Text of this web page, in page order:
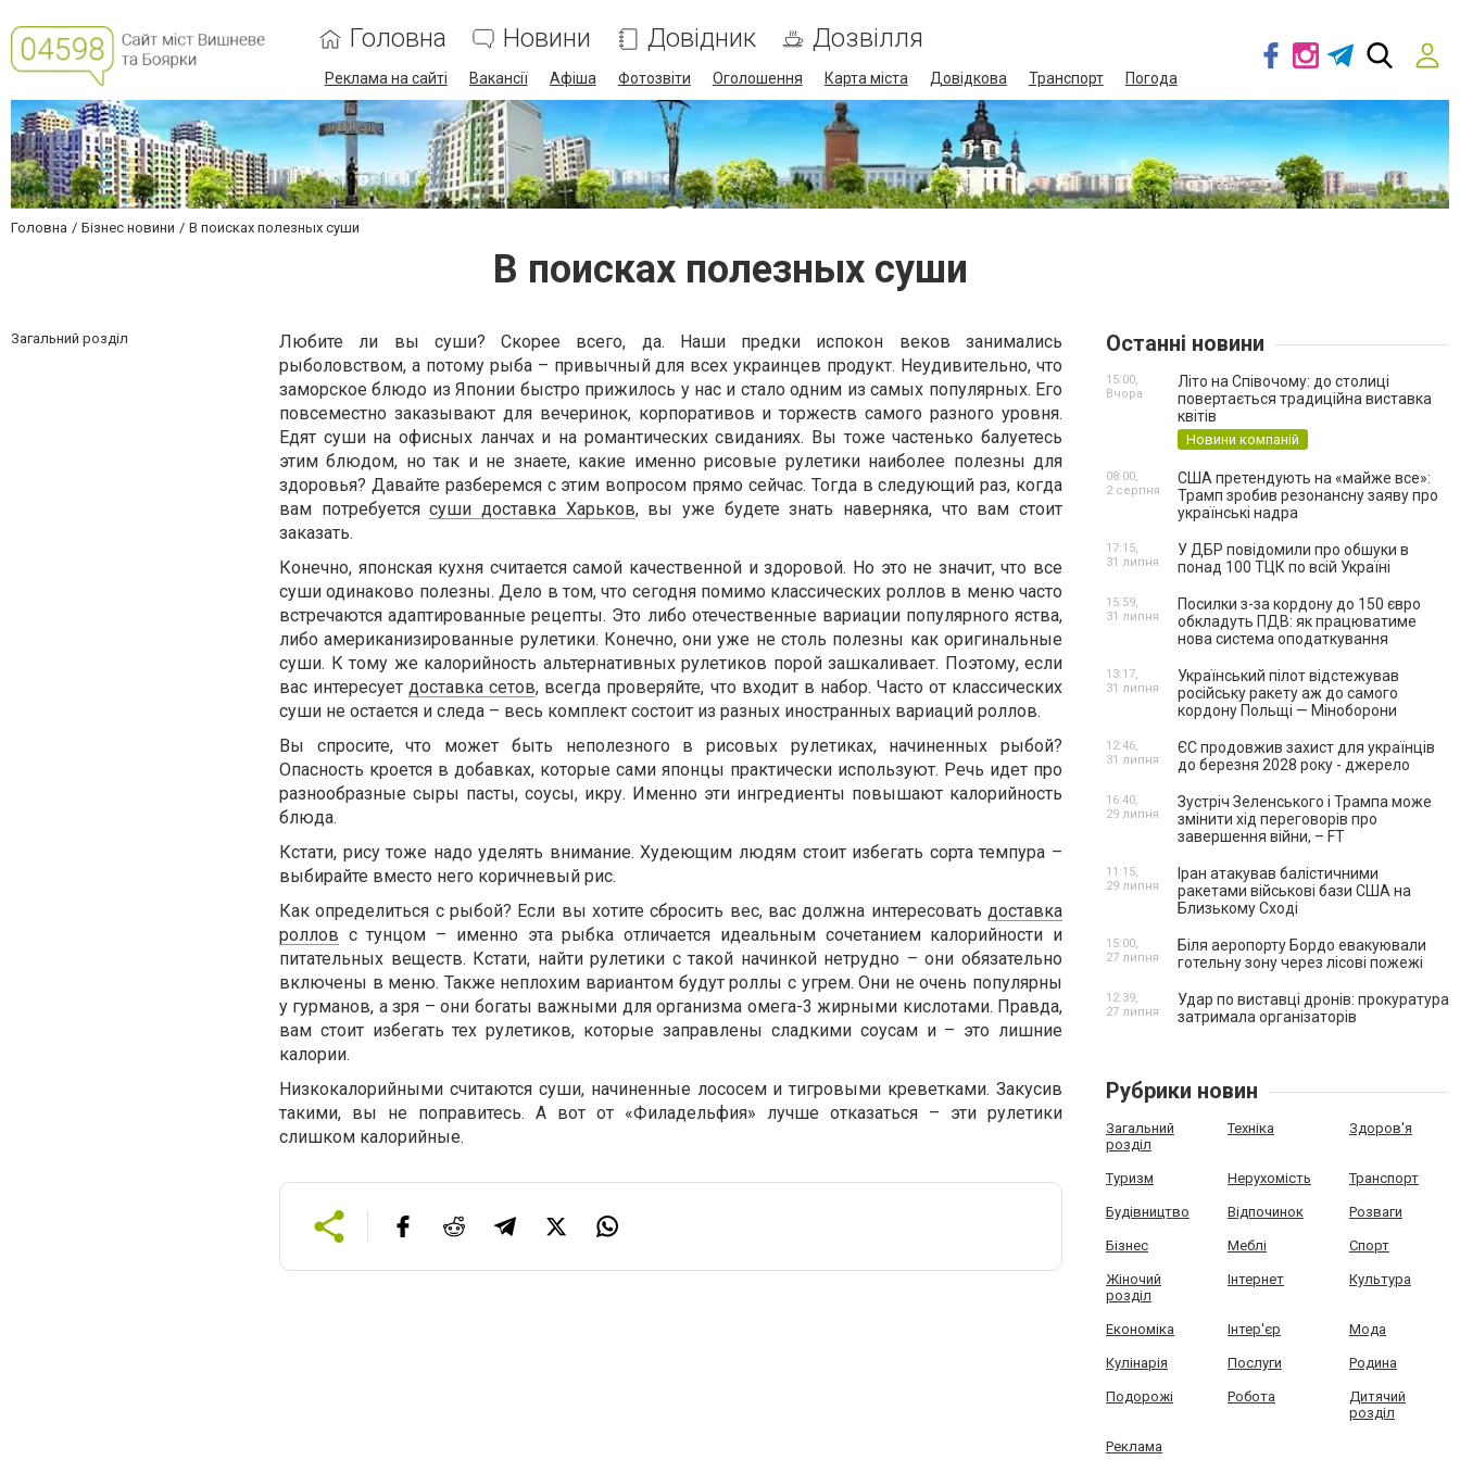
Головна Новини Довідник Дозвілля
Реклама на сайті Вакансії Афіша Фотозвіти Оголошення Карта міста Довідкова Транспорт Погода
Головна Бізнес новини В поисках полезных суши
В поисках полезных суши
Загальний розділ
Любите ли вы суши? Скорее всего, да. Наши предки испокон веков занимались
рыболовством, а потому рыба – привычный для всех украинцев продукт. Неудивительно, что
заморское блюдо из Японии быстро прижилось у нас и стало одним из самых популярных. Его
повсеместно заказывают для вечеринок, корпоративов и торжеств самого разного уровня.
Едят суши на офисных ланчах и на романтических свиданиях. Вы тоже частенько балуетесь
этим блюдом, но так и не знаете, какие именно рисовые рулетики наиболее полезны для
здоровья? Давайте разберемся с этим вопросом прямо сейчас. Тогда в следующий раз, когда
вам потребуетсясуши доставка Харьков, вы уже будете знать наверняка, что вам стоит
заказать.
Конечно, японская кухня считается самой качественной и здоровой. Но это не значит, что все
суши одинаково полезны. Дело в том, что сегодня помимо классических роллов в меню часто
встречаются адаптированные рецепты. Это либо отечественные вариации популярного яства,
либо американизированные рулетики. Конечно, они уже не столь полезны как оригинальные
суши. К тому же калорийность альтернативных рулетиков порой зашкаливает. Поэтому, если
вас интересуетдоставка сетов, всегда проверяйте, что входит в набор. Часто от классических
суши не остается и следа – весь комплект состоит из разных иностранных вариаций роллов.
Вы спросите, что может быть неполезного в рисовых рулетиках, начиненных рыбой?
Опасность кроется в добавках, которые сами японцы практически используют. Речь идет про
разнообразные сыры пасты, соусы, икру. Именно эти ингредиенты повышают калорийность
блюда.
Кстати, рису тоже надо уделять внимание. Худеющим людям стоит избегать сорта темпура –
выбирайте вместо него коричневый рис.
Как определиться с рыбой? Если вы хотите сбросить вес, вас должна интересовать доставка
роллов с тунцом – именно эта рыбка отличается идеальным сочетанием калорийности и
питательных веществ. Кстати, найти рулетики с такой начинкой нетрудно – они обязательно
включены в меню. Также неплохим вариантом будут роллы с угрем. Они не очень популярны
у гурманов, а зря – они богаты важными для организма омега-3 жирными кислотами. Правда,
вам стоит избегать тех рулетиков, которые заправлены сладкими соусам и – это лишние
калории.
Низкокалорийными считаются суши, начиненные лососем и тигровыми креветками. Закусив
такими, вы не поправитесь. А вот от «Филадельфия» лучше отказаться – эти рулетики
слишком калорийные.
Останні новини
Літо на Співочому: до столиці
повертається традиційна виставка
квітів
Новини компаній
15:00,
Вчора
США претендують на «майже все»:
Трамп зробив резонансну заяву про
українські надра
08:00,
2 серпня
У ДБР повідомили про обшуки в
понад 100 ТЦК по всій Україні
17:15,
31 липня
Посилки з-за кордону до 150 євро
обкладуть ПДВ: як працюватиме
нова система оподаткування
15:59,
31 липня
Український пілот відстежував
російську ракету аж до самого
кордону Польщі — Міноборони
13:17,
31 липня
ЄС продовжив захист для українців
до березня 2028 року - джерело
12:46,
31 липня
Зустріч Зеленського і Трампа може
змінити хід переговорів про
завершення війни, – FT
16:40,
29 липня
Іран атакував балістичними
ракетами військові бази США на
Близькому Сході
11:15,
29 липня
Біля аеропорту Бордо евакуювали
готельну зону через лісові пожежі
15:00,
27 липня
Удар по виставці дронів: прокуратура
затримала організаторів
12:39,
27 липня
Рубрики новин
Загальний
розділ
Техніка Здоров'я
Туризм Нерухомість Транспорт
Будівництво Відпочинок Розваги
Бізнес Меблі Спорт
Жіночий
розділ
Інтернет Культура
Економіка Інтер'єр Мода
Кулінарія Послуги Родина
Подорожі Робота
Дитячий
розділ
Реклама